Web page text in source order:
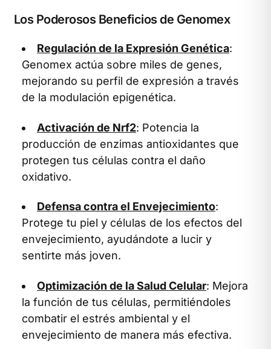
Los Poderosos Beneficios de Genomex
Regulación de la Expresión Genética:
Genomex actúa sobre miles de genes,
mejorando su perfil de expresión a través
de la modulación epigenética.
Activación de Nrf2: Potencia la
producción de enzimas antioxidantes que
protegen tus células contra el daño
oxidativo.
Defensa contra el Envejecimiento:
Protege tu piel y células de los efectos del
envejecimiento, ayudándote a lucir y
sentirte más joven.
Optimización de la Salud Celular: Mejora
la función de tus células, permitiéndoles
combatir el estrés ambiental y el
envejecimiento de manera más efectiva.